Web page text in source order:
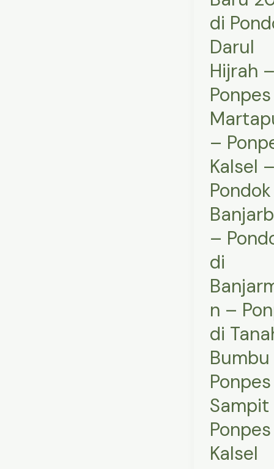
di
Darul
Hijrah –
Ponpes
–
Kalsel –
–
di
n –
di
Sampit
Ponpes
Kalsel
Ponpes
Martapura
–
Ponpes
Kalsel
–
Pondok
Banjarbaru
–
Pondok
Banjarmasin
–
Ponpes
di
Tanah
Bumbu
Ponpes
di
Sampit
–
Ponpes
Kalsel